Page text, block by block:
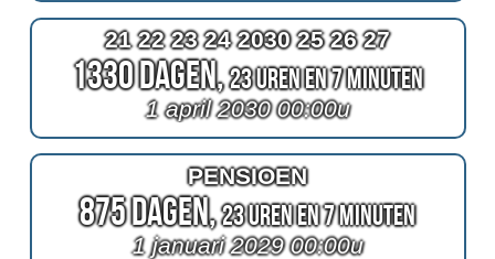
21 22 23 24 2030 25 26 27
1330 Dagen,23 Uren en 7 Minuten
1 april 2030 00:00u
PENSIOEN
875 Dagen,23 Uren en 7 Minuten
1 januari 2029 00:00u